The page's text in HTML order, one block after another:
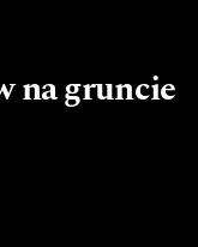
na gruncie